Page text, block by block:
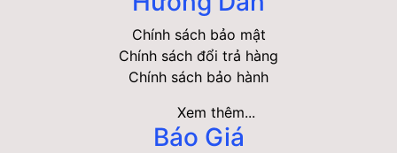
Chính sách bảo mật
Chính sách đổi trả hàng
Chính sách bảo hành
Xem thêm...
Báo Giá